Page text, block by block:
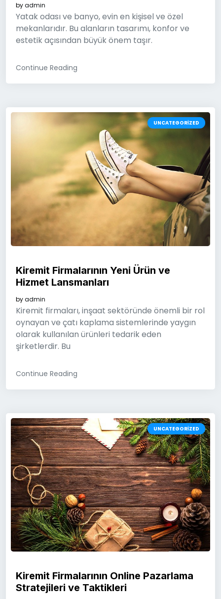
byadmin
Yatak odası ve banyo, evin en kişisel ve özel
mekanlarıdır. Bu alanların tasarımı, konfor ve
estetik açısından büyük önem taşır.
Continue Reading
UNCATEGORIZED
Kiremit Firmalarının Yeni Ürün ve
Hizmet Lansmanları
byadmin
Kiremit firmaları, inşaat sektöründe önemli bir rol
oynayan ve çatı kaplama sistemlerinde yaygın
olarak kullanılan ürünleri tedarik eden
şirketlerdir. Bu
Continue Reading
UNCATEGORIZED
Kiremit Firmalarının Online Pazarlama
Stratejileri ve Taktikleri